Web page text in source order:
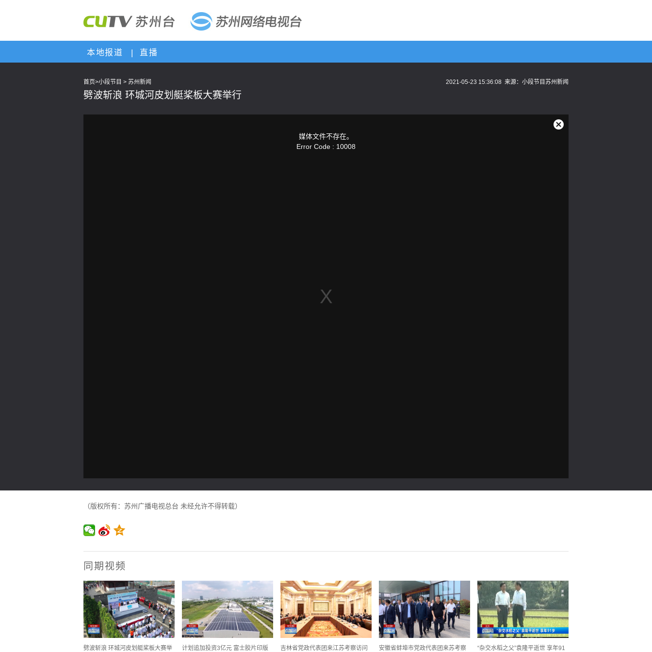
本地报道 | 直播
首页>小段节目 > 苏州新闻 2021-05-23 15:36:08 来源： 小段节目苏州新闻
劈波斩浪 环城河皮划艇桨板大赛举行
媒体文件不存在。
Error Code : 10008
关
（版权所有：苏州广播电视总台 未经允许不得转载）
同期视频
劈波斩浪 环城河皮划艇桨板大赛举 计划追加投资3亿元 富士胶片印版 吉林省党政代表团来江苏考察访问 安徽省蚌埠市党政代表团来苏考察 “杂交水稻之父”袁隆平逝世 享年91